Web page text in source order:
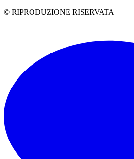
© RIPRODUZIONE RISERVATA